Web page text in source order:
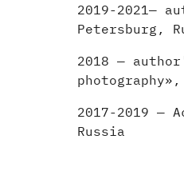
2019-2021—
Petersburg,
2018 —
2017-2019 —
Russia